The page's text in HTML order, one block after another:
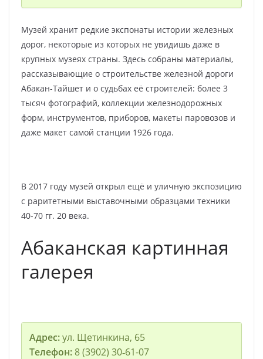
Музей хранит редкие экспонаты истории железных
дорог, некоторые из которых не увидишь даже в
крупных музеях страны. Здесь собраны материалы,
рассказывающие о строительстве железной дороги
Абакан-Тайшет и о судьбах её строителей: более 3
тысяч фотографий, коллекции железнодорожных
форм, инструментов, приборов, макеты паровозов и
даже макет самой станции 1926 года.
В 2017 году музей открыл ещё и уличную экспозицию
с раритетными выставочными образцами техники
40-70 гг. 20 века.
Абаканская картинная
галерея
Адрес:ул. Щетинкина, 65
Телефон:8 (3902) 30‑61-07